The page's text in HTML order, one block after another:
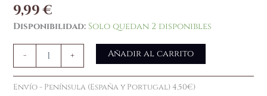
9,99€
Disponibilidad: Solo quedan 2 disponibles
- + Añadir al carrito
Envío - Península (España y Portugal) 4,50€)